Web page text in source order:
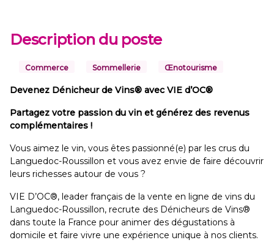
Description du poste
Commerce Sommellerie Œnotourisme
Devenez Dénicheur de Vins® avec VIE d’OC®
Partagez votre passion du vin et générez des revenus
complémentaires !
Vous aimez le vin, vous êtes passionné(e) par les crus du
Languedoc-Roussillon et vous avez envie de faire découvrir
leurs richesses autour de vous ?
VIE D’OC®, leader français de la vente en ligne de vins du
Languedoc-Roussillon, recrute des Dénicheurs de Vins®
dans toute la France pour animer des dégustations à
domicile et faire vivre une expérience unique à nos clients.